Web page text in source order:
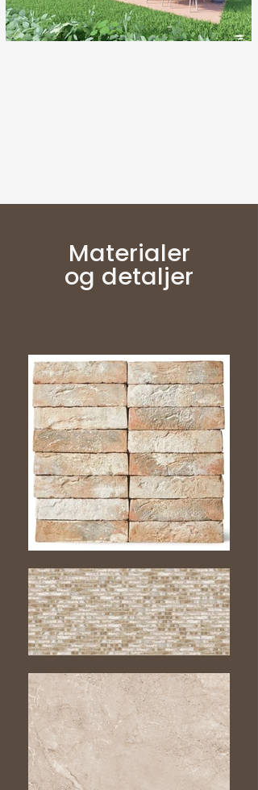
Materialer
og detaljer